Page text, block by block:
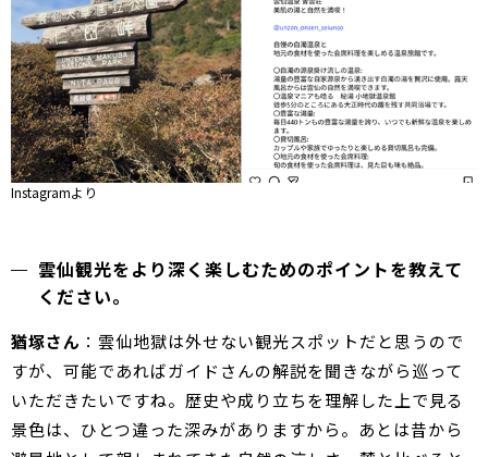
Instagramより
雲仙観光をより深く楽しむためのポイントを教えて
ください。
猶塚さん ：雲仙地獄は外せない観光スポットだと思うので
すが、可能であればガイドさんの解説を聞きながら巡って
いただきたいですね。歴史や成り立ちを理解した上で見る
景色は、ひとつ違った深みがありますから。あとは昔から